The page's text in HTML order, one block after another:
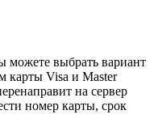
можете выбрать вариант
карты Visa и Master
на сервер
номер карты, срок